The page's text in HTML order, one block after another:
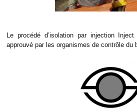
Le procédé d’isolation par injection
approuvé par les organismes de contrôle du